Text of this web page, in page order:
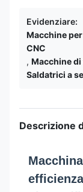
Evidenziare:
Macchine
CNC
, Macchine di
Saldatrici a
Descrizione